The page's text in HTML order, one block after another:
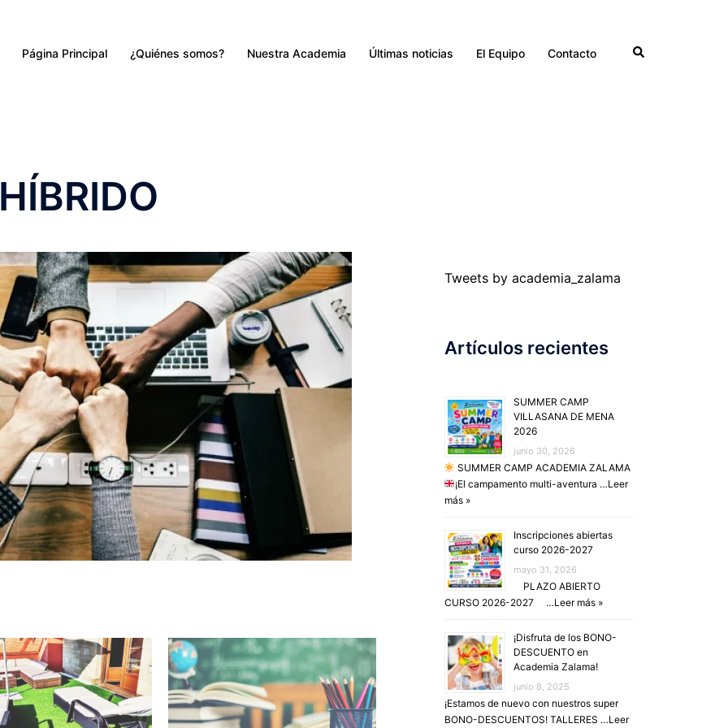
Página Principal ¿Quiénes somos? Nuestra Academia Últimas noticias El Equipo Contacto Buscar
Tweets by academia_zalama
Artículos recientes
SUMMER CAMP
VILLASANA DE MENA
2026
junio 30, 2026
SUMMER CAMP ACADEMIA ZALAMA
¡El campamento multi-aventura …Leer
más »
Inscripciones abiertas
curso 2026-2027
mayo 31, 2026
PLAZO ABIERTO
CURSO 2026-2027 …Leer más »
¡Disfruta de los BONO-
DESCUENTO en
Academia Zalama!
junio 8, 2025
¡Estamos de nuevo con nuestros super
BONO-DESCUENTOS! TALLERES …Leer